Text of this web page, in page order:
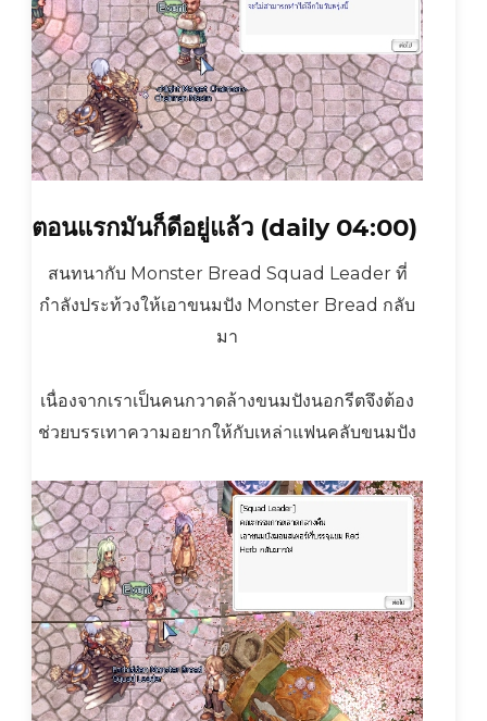
ตอนแรกมันก็ดีอยู่แล้ว (daily 04:00)
สนทนากับ Monster Bread Squad Leader ที่
กำลังประท้วงให้เอาขนมปัง Monster Bread กลับ
มา
เนื่องจากเราเป็นคนกวาดล้างขนมปังนอกรีตจึงต้อง
ช่วยบรรเทาความอยากให้กับเหล่าแฟนคลับขนมปัง